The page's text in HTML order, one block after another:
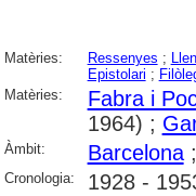
Matèries: Ressenyes ;
Epistolari ;
Matèries:
Fabra i
1964) ;
Àmbit: Barcelona;
Cronologia: 1928 -